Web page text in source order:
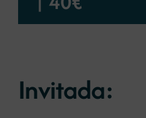
Noticias
Invitada: